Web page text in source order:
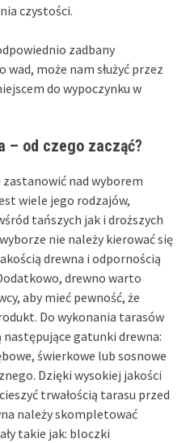
czystości.
zadbany
wad, może nam służyć przez
do wypoczynku w
– od czego zacząć?
nad wyborem
wiele jego rodzajów,
tańszych jak i droższych
nie należy kierować się
drewna i odpornością
drewno warto
aby mieć pewność, że
Do wykonania tarasów
gatunki drewna:
świerkowe lub sosnowe
Dzięki wysokiej jakości
trwałością tarasu przed
należy skompletować
takie jak: bloczki